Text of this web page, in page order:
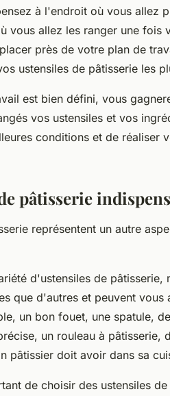
à l'endroit où vous allez
vous allez les ranger une fois
près de votre plan de
ustensiles de pâtisserie les
est bien défini, vous
vos ustensiles et vos
conditions et de réaliser
pâtisserie
représentent un autre
d'ustensiles de pâtisserie,
que d'autres et peuvent
un bon fouet, une spatule,
un rouleau à pâtisserie,
pâtissier doit avoir dans sa
de choisir des ustensiles